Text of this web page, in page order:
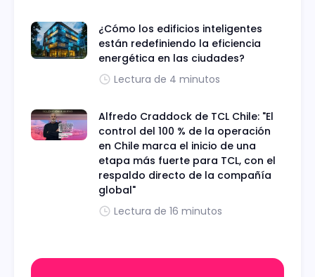
¿Cómo los edificios inteligentes
están redefiniendo la eficiencia
energética en las ciudades?
Lectura de 4 minutos
Alfredo Craddock de TCL Chile: "El
control del 100 % de la operación
en Chile marca el inicio de una
etapa más fuerte para TCL, con el
respaldo directo de la compañía
global"
Lectura de 16 minutos